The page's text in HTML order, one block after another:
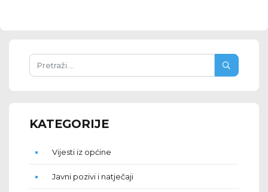
KATEGORIJE
Vijesti iz općine
Javni pozivi i natječaji